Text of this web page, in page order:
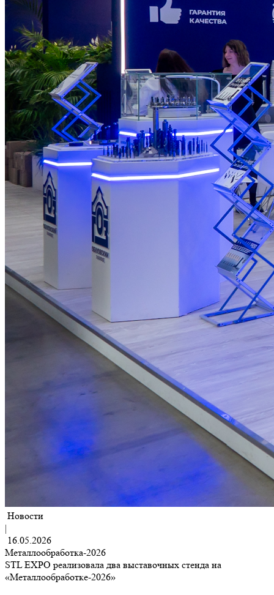
Новости
|
16.05.2026
Металлообработка-2026
STL EXPO реализовала два выставочных стенда на
«Металлообработке-2026»